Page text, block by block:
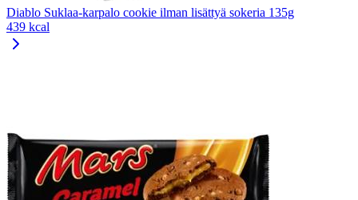
Diablo Suklaa-karpalo cookie ilman lisättyä sokeria 135g
439 kcal